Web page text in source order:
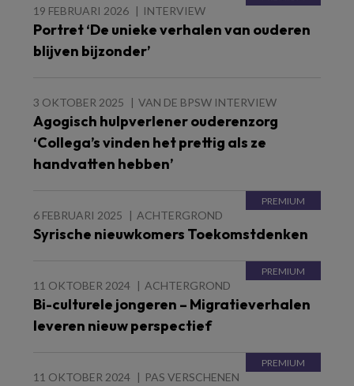
19 FEBRUARI 2026 INTERVIEW
Portret ‘De unieke verhalen van ouderen
blijven bijzonder’
3 OKTOBER 2025 VAN DE BPSW INTERVIEW
Agogisch hulpverlener ouderenzorg
‘Collega’s vinden het prettig als ze
handvatten hebben’
6 FEBRUARI 2025 ACHTERGROND
Syrische nieuwkomers Toekomstdenken
11 OKTOBER 2024 ACHTERGROND
Bi-culturele jongeren – Migratieverhalen
leveren nieuw perspectief
11 OKTOBER 2024 PAS VERSCHENEN